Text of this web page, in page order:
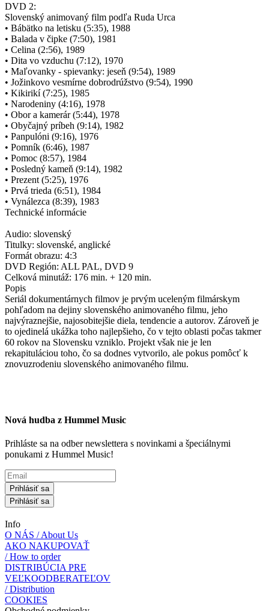
DVD 2:
Slovenský animovaný film podľa Ruda Urca
• Bábätko na letisku (5:35), 1988
• Balada v čipke (7:50), 1981
• Celina (2:56), 1989
• Dita vo vzduchu (7:12), 1970
• Maľovanky - spievanky: jeseň (9:54), 1989
• Jožinkovo vesmírne dobrodrúžstvo (9:54), 1990
• Kikirikí (7:25), 1985
• Narodeniny (4:16), 1978
• Obor a kamerár (5:44), 1978
• Obyčajný príbeh (9:14), 1982
• Panpulóni (9:16), 1976
• Pomník (6:46), 1987
• Pomoc (8:57), 1984
• Posledný kameň (9:14), 1982
• Prezent (5:25), 1976
• Prvá trieda (6:51), 1984
• Vynálezca (8:39), 1983
Technické informácie
Audio: slovenský
Titulky: slovenské, anglické
Formát obrazu: 4:3
DVD Región: ALL PAL, DVD 9
Celková minutáž: 176 min. + 120 min.
Popis
Seriál dokumentárnych filmov je prvým uceleným filmárskym
pohľadom na dejiny slovenského animovaného filmu, jeho
najvýraznejšie, najosobitejšie diela, tendencie a autorov. Zároveň je
to ojedinelá ukážka toho najlepšieho, čo v tejto oblasti počas takmer
60 rokov na Slovensku vzniklo. Projekt však nie je len
rekapituláciou toho, čo sa dodnes vytvorilo, ale pokus pomôcť k
znovuzrodeniu slovenského animovaného filmu.
Nová hudba z Hummel Music
Prihláste sa na odber newslettera s novinkami a špeciálnymi
ponukami z Hummel Music!
Prihlásiť sa
Prihlásiť sa
Info
O NÁS / About Us
AKO NAKUPOVAŤ
/ How to order
DISTRIBÚCIA PRE
VEĽKOODBERATEĽOV
/ Distribution
COOKIES